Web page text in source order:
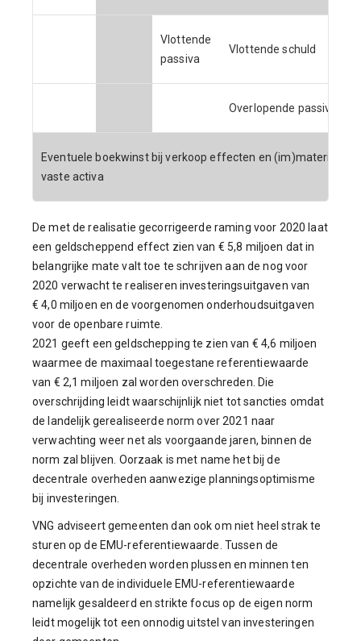
Vlottende
passiva
Vlottende schuld
Overlopende passiva
Eventuele boekwinst bij verkoop effecten en (im)materiële
vaste activa
De met de realisatie gecorrigeerde raming voor 2020 laat
een geldscheppend effect zien van € 5,8 miljoen dat in
belangrijke mate valt toe te schrijven aan de nog voor
2020 verwacht te realiseren investeringsuitgaven van
€ 4,0 miljoen en de voorgenomen onderhoudsuitgaven
voor de openbare ruimte.
2021 geeft een geldschepping te zien van € 4,6 miljoen
waarmee de maximaal toegestane referentiewaarde
van € 2,1 miljoen zal worden overschreden. Die
overschrijding leidt waarschijnlijk niet tot sancties omdat
de landelijk gerealiseerde norm over 2021 naar
verwachting weer net als voorgaande jaren, binnen de
norm zal blijven. Oorzaak is met name het bij de
decentrale overheden aanwezige planningsoptimisme
bij investeringen.
VNG adviseert gemeenten dan ook om niet heel strak te
sturen op de EMU-referentiewaarde. Tussen de
decentrale overheden worden plussen en minnen ten
opzichte van de individuele EMU-referentiewaarde
namelijk gesaldeerd en strikte focus op de eigen norm
leidt mogelijk tot een onnodig uitstel van investeringen